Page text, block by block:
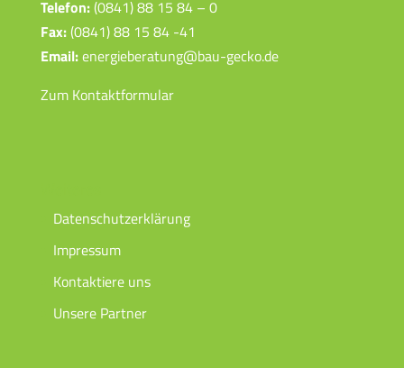
Telefon:(0841) 88 15 84 – 0
Fax:(0841) 88 15 84 -41
Email:energieberatung@bau-gecko.de
Zum Kontaktformular
Datenschutzerklärung
Impressum
Kontaktiere uns
Unsere Partner